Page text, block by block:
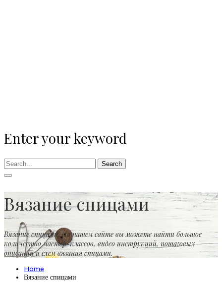
Enter your keyword
Search
Вязание спицами
Вязание спицами. На нашем сайте вы можете найти большое
количество мастер-классов, видео инструкций, пошаговых
описаний и схем вязания спицами.
Home
Вязание спицами